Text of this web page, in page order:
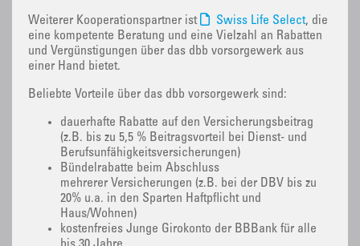
Weiterer Kooperationspartner ist Swiss Life Select, die
eine kompetente Beratung und eine Vielzahl an Rabatten
und Vergünstigungen über das dbb vorsorgewerk aus
einer Hand bietet.
Beliebte Vorteile über das dbb vorsorgewerk sind:
dauerhafte Rabatte auf den Versicherungsbeitrag
(z.B. bis zu 5,5 % Beitragsvorteil bei Dienst- und
Berufsunfähigkeitsversicherungen)
Bündelrabatte beim Abschluss
mehrerer Versicherungen (z.B. bei der DBV bis zu
20% u.a. in den Sparten Haftpflicht und
Haus/Wohnen)
kostenfreies Junge Girokonto der BBBank für alle